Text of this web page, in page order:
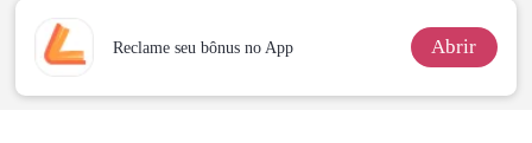
Reclame seu bônus no App Abrir